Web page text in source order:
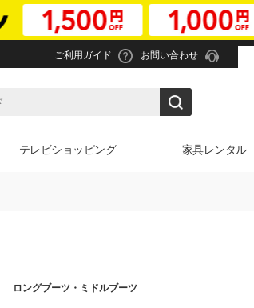
ご利用ガイド お問い合わせ
テレビショッピング 家具レンタル
ロングブーツ・ミドルブーツ